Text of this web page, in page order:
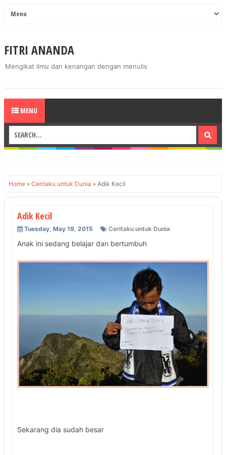
FITRI ANANDA
Mengikat ilmu dan kenangan dengan menulis
MENU
Home » Ceritaku untuk Dunia » Adik Kecil
Adik Kecil
Tuesday, May 19, 2015 Ceritaku untuk Dunia
Anak ini sedang belajar dan bertumbuh
Sekarang dia sudah besar